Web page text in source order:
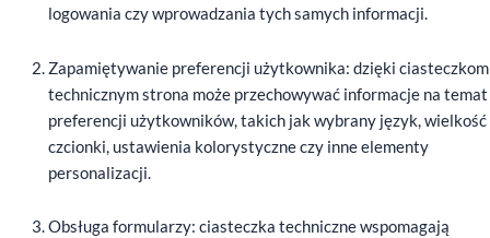
logowania czy wprowadzania tych samych informacji.
Zapamiętywanie preferencji użytkownika: dzięki ciasteczkom
technicznym strona może przechowywać informacje na temat
preferencji użytkowników, takich jak wybrany język, wielkość
czcionki, ustawienia kolorystyczne czy inne elementy
personalizacji.
Obsługa formularzy: ciasteczka techniczne wspomagają